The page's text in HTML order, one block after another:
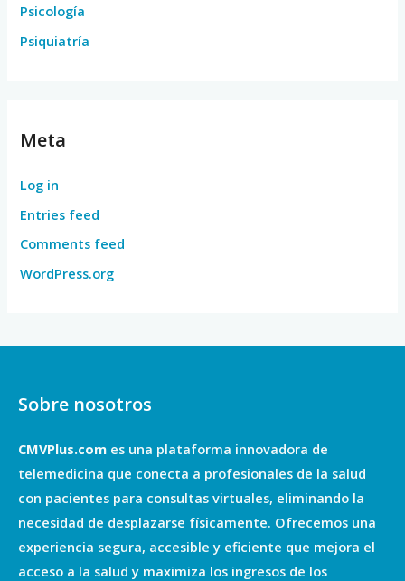
Psicología
Psiquiatría
Meta
Log in
Entries feed
Comments feed
WordPress.org
Sobre nosotros
CMVPlus.com es una plataforma innovadora de
telemedicina que conecta a profesionales de la salud
con pacientes para consultas virtuales, eliminando la
necesidad de desplazarse físicamente. Ofrecemos una
experiencia segura, accesible y eficiente que mejora el
acceso a la salud y maximiza los ingresos de los